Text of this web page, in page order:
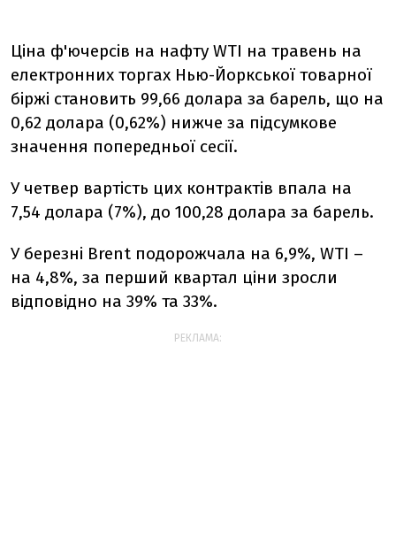
Ціна ф'ючерсів на нафту WTI на травень на
електронних торгах Нью-Йоркської товарної
біржі становить 99,66 долара за барель, що на
0,62 долара (0,62%) нижче за підсумкове
значення попередньої сесії.
У четвер вартість цих контрактів впала на
7,54 долара (7%), до 100,28 долара за барель.
У березні Brent подорожчала на 6,9%, WTI –
на 4,8%, за перший квартал ціни зросли
відповідно на 39% та 33%.
РЕКЛАМА: